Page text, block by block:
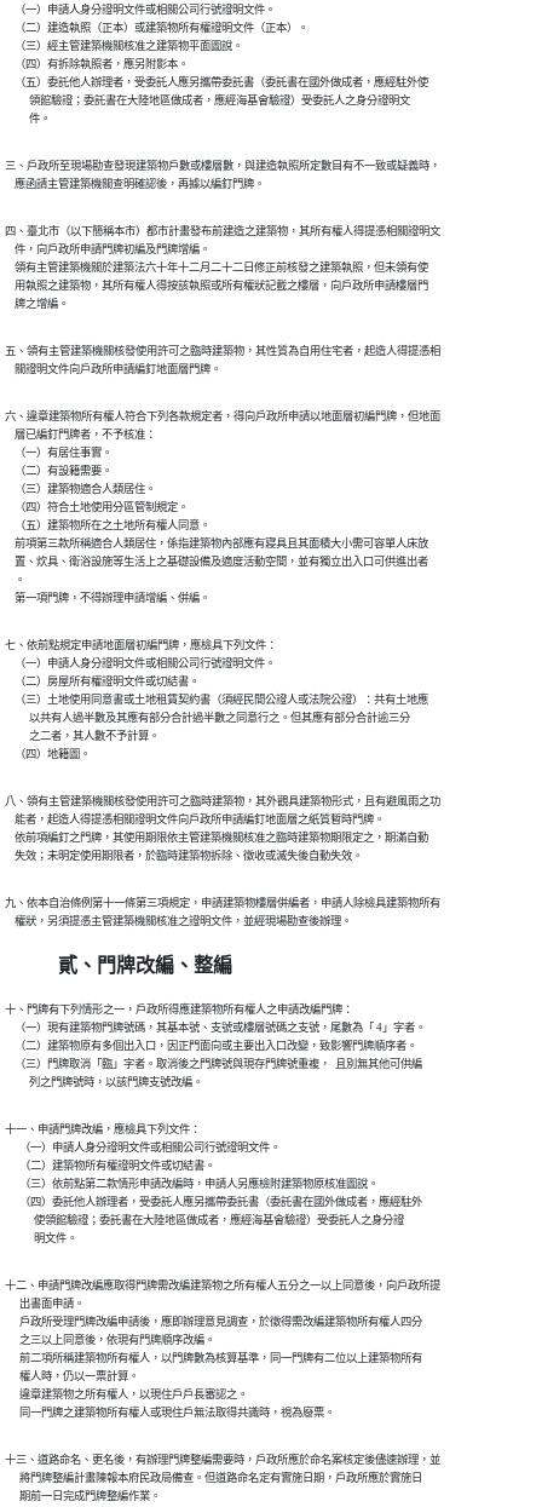
    （一）申請人身分證明文件或相關公司行號證明文件。
    （二）建造執照（正本）或建築物所有權證明文件（正本）。
    （三）經主管建築機關核准之建築物平面圖說。
    （四）有拆除執照者，應另附影本。
    （五）委託他人辦理者，受委託人應另攜帶委託書（委託書在國外做成者，應經駐外使
          領館驗證；委託書在大陸地區做成者，應經海基會驗證）受委託人之身分證明文
          件。
三、戶政所至現場勘查發現建築物戶數或樓層數，與建造執照所定數目有不一致或疑義時，
    應函請主管建築機關查明確認後，再據以編釘門牌。
四、臺北市（以下簡稱本市）都市計畫發布前建造之建築物，其所有權人得提憑相關證明文
    件，向戶政所申請門牌初編及門牌增編。
    領有主管建築機關於建築法六十年十二月二十二日修正前核發之建築執照，但未領有使
    用執照之建築物，其所有權人得按該執照或所有權狀記載之樓層，向戶政所申請樓層門
    牌之增編。
五、領有主管建築機關核發使用許可之臨時建築物，其性質為自用住宅者，起造人得提憑相
    關證明文件向戶政所申請編釘地面層門牌。
六、違章建築物所有權人符合下列各款規定者，得向戶政所申請以地面層初編門牌，但地面
    層已編釘門牌者，不予核准：
    （一）有居住事實。
    （二）有設籍需要。
    （三）建築物適合人類居住。
    （四）符合土地使用分區管制規定。
    （五）建築物所在之土地所有權人同意。
    前項第三款所稱適合人類居住，係指建築物內部應有寢具且其面積大小需可容單人床放
    置、炊具、衛浴設施等生活上之基礎設備及適度活動空間，並有獨立出入口可供進出者
    。
    第一項門牌，不得辦理申請增編、併編。
七、依前點規定申請地面層初編門牌，應檢具下列文件：
    （一）申請人身分證明文件或相關公司行號證明文件。
    （二）房屋所有權證明文件或切結書。
    （三）土地使用同意書或土地租賃契約書（須經民間公證人或法院公證）：共有土地應
          以共有人過半數及其應有部分合計過半數之同意行之。但其應有部分合計逾三分
          之二者，其人數不予計算。
    （四）地籍圖。
八、領有主管建築機關核發使用許可之臨時建築物，其外觀具建築物形式，且有避風雨之功
    能者，起造人得提憑相關證明文件向戶政所申請編釘地面層之紙質暫時門牌。
    依前項編釘之門牌，其使用期限依主管建築機關核准之臨時建築物期限定之，期滿自動
    失效；未明定使用期限者，於臨時建築物拆除、徵收或滅失後自動失效。
九、依本自治條例第十一條第三項規定，申請建築物樓層併編者，申請人除檢具建築物所有
    權狀，另須提憑主管建築機關核准之證明文件，並經現場勘查後辦理。
貳、門牌改編、整編
十、門牌有下列情形之一，戶政所得應建築物所有權人之申請改編門牌：
    （一）現有建築物門牌號碼，其基本號、支號或樓層號碼之支號，尾數為「 4」字者。
    （二）建築物原有多個出入口，因正門面向或主要出入口改變，致影響門牌順序者。
    （三）門牌取消「臨」字者。取消後之門牌號與現存門牌號重複，  且別無其他可供編
          列之門牌號時，以該門牌支號改編。
十一、申請門牌改編，應檢具下列文件：
      （一）申請人身分證明文件或相關公司行號證明文件。
      （二）建築物所有權證明文件或切結書。
      （三）依前點第二款情形申請改編時，申請人另應檢附建築物原核准圖說。
      （四）委託他人辦理者，受委託人應另攜帶委託書（委託書在國外做成者，應經駐外
            使領館驗證；委託書在大陸地區做成者，應經海基會驗證）受委託人之身分證
            明文件。
十二、申請門牌改編應取得門牌需改編建築物之所有權人五分之一以上同意後，向戶政所提
      出書面申請。
      戶政所受理門牌改編申請後，應即辦理意見調查，於徵得需改編建築物所有權人四分
      之三以上同意後，依現有門牌順序改編。
      前二項所稱建築物所有權人，以門牌數為核算基準，同一門牌有二位以上建築物所有
      權人時，仍以一票計算。
      違章建築物之所有權人，以現住戶戶長審認之。
      同一門牌之建築物所有權人或現住戶無法取得共識時，視為廢票。
十三、道路命名、更名後，有辦理門牌整編需要時，戶政所應於命名案核定後儘速辦理，並
      將門牌整編計畫陳報本府民政局備查。但道路命名定有實施日期，戶政所應於實施日
      期前一日完成門牌整編作業。